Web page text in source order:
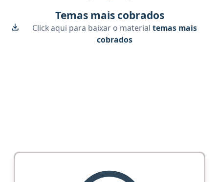
Temas mais cobrados
Click aqui para baixar o material temas mais
cobrados